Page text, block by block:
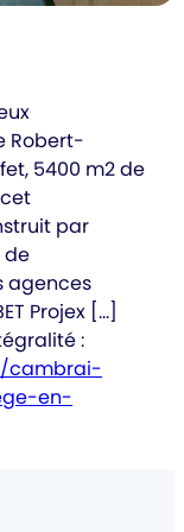
Robert-
5400 m2 de
par
de
agences
Projex […]
:
cambrai-
en-